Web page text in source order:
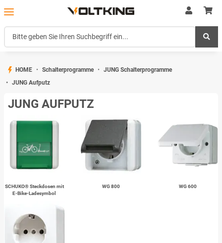
HOME Schalterprogramme
JUNG Schalterprogramme
JUNG Aufputz
JUNG AUFPUTZ
SCHUKO® Steckdosen mit
E-Bike-Ladesymbol
WG 800 WG 600